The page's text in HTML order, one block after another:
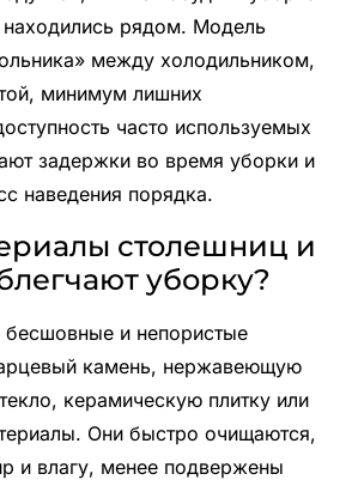
рядом. Модель
между холодильником,
минимум лишних
часто используемых
задержки во время уборки и
наведения порядка.
столешниц и
уборку?
и непористые
камень, нержавеющую
керамическую плитку или
Они быстро очищаются,
и влагу, менее подвержены